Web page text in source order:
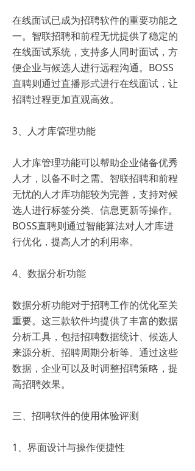
在线面试已成为招聘软件的重要功能之
一。智联招聘和前程无忧提供了稳定的
在线面试系统，支持多人同时面试，方
便企业与候选人进行远程沟通。BOSS
直聘则通过直播形式进行在线面试，让
招聘过程更加直观高效。
3、人才库管理功能
人才库管理功能可以帮助企业储备优秀
人才，以备不时之需。智联招聘和前程
无忧的人才库功能较为完善，支持对候
选人进行标签分类、信息更新等操作。
BOSS直聘则通过智能算法对人才库进
行优化，提高人才的利用率。
4、数据分析功能
数据分析功能对于招聘工作的优化至关
重要。这三款软件均提供了丰富的数据
分析工具，包括招聘数据统计、候选人
来源分析、招聘周期分析等。通过这些
数据，企业可以及时调整招聘策略，提
高招聘效果。
三、招聘软件的使用体验评测
1、界面设计与操作便捷性